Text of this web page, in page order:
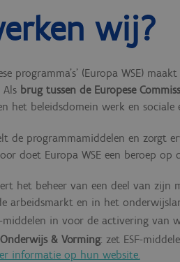
wij?
programma's' (Europa WSE)
Als brug tussen de Europese
het beleidsdomein werk en
de programmamiddelen en
doet Europa WSE een beroep op
het beheer van een deel van
arbeidsmarkt en in het
middelen in voor de activering van
& Vorming: zet ESF-
informatie op hun website.